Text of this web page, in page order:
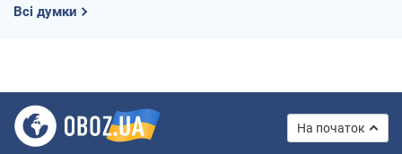
Всі думки
На початок